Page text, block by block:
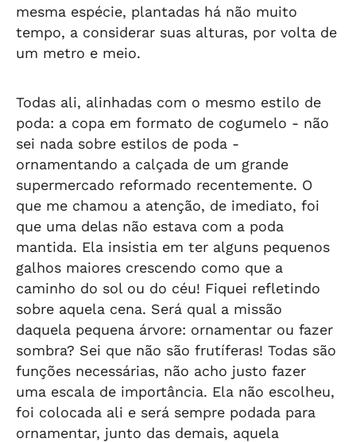
mesma espécie, plantadas há não muito
tempo, a considerar suas alturas, por volta de
um metro e meio.
Todas ali, alinhadas com o mesmo estilo de
poda: a copa em formato de cogumelo - não
sei nada sobre estilos de poda -
ornamentando a calçada de um grande
supermercado reformado recentemente. O
que me chamou a atenção, de imediato, foi
que uma delas não estava com a poda
mantida. Ela insistia em ter alguns pequenos
galhos maiores crescendo como que a
caminho do sol ou do céu! Fiquei refletindo
sobre aquela cena. Será qual a missão
daquela pequena árvore: ornamentar ou fazer
sombra? Sei que não são frutíferas! Todas são
funções necessárias, não acho justo fazer
uma escala de importância. Ela não escolheu,
foi colocada ali e será sempre podada para
ornamentar, junto das demais, aquela